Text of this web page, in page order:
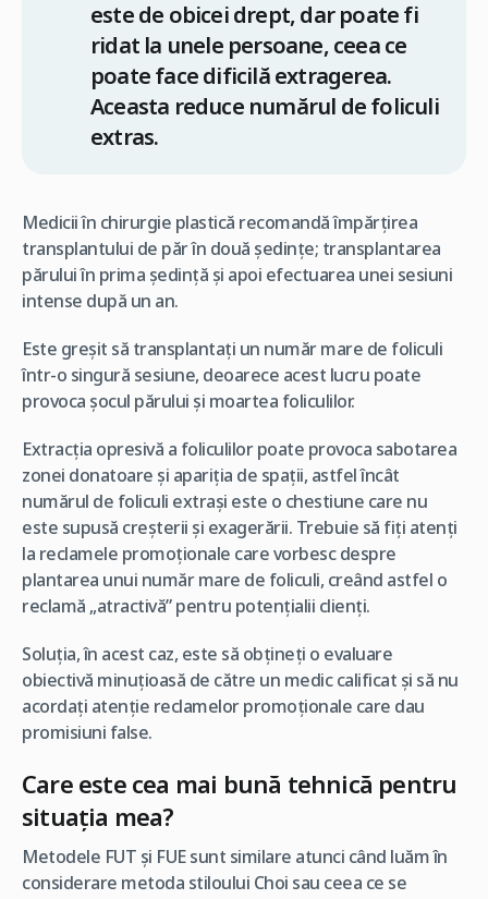
este de obicei drept, dar poate fi
ridat la unele persoane, ceea ce
poate face dificilă extragerea.
Aceasta reduce numărul de foliculi
extras.
Medicii în chirurgie plastică recomandă împărțirea
transplantului de păr în două ședințe; transplantarea
părului în prima ședință și apoi efectuarea unei sesiuni
intense după un an.
Este greșit să transplantați un număr mare de foliculi
într-o singură sesiune, deoarece acest lucru poate
provoca șocul părului și moartea foliculilor.
Extracția opresivă a foliculilor poate provoca sabotarea
zonei donatoare și apariția de spații, astfel încât
numărul de foliculi extrași este o chestiune care nu
este supusă creșterii și exagerării. Trebuie să fiți atenți
la reclamele promoționale care vorbesc despre
plantarea unui număr mare de foliculi, creând astfel o
reclamă „atractivă” pentru potențialii clienți.
Soluția, în acest caz, este să obțineți o evaluare
obiectivă minuțioasă de către un medic calificat și să nu
acordați atenție reclamelor promoționale care dau
promisiuni false.
Care este cea mai bună tehnică pentru
situația mea?
Metodele FUT și FUE sunt similare atunci când luăm în
considerare metoda stiloului Choi sau ceea ce se